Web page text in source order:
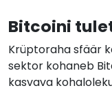
Bitcoini
Krüptoraha sfäär
sektor kohaneb
kasvava